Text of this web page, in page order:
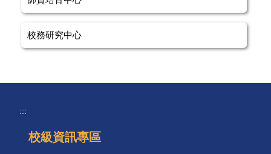
校務研究中心
:::
校級資訊專區